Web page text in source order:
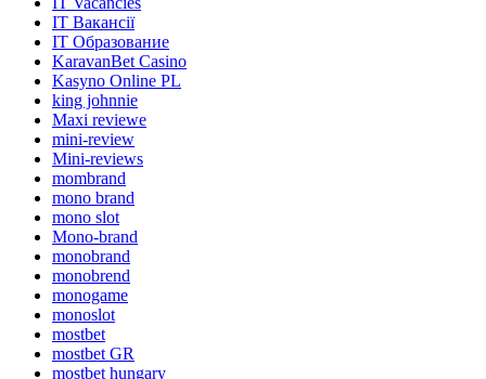
IT Вакансії
IT Образование
KaravanBet Casino
Kasyno Online PL
king johnnie
Maxi reviewe
mini-review
Mini-reviews
mombrand
mono brand
mono slot
Mono-brand
monobrand
monobrend
monogame
monoslot
mostbet
mostbet GR
mostbet hungary